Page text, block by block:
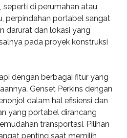
seperti di perumahan atau
perpindahan portabel sangat
darurat dan lokasi yang
pada proyek konstruksi
dengan berbagai fitur yang
Genset Perkins dengan
dalam hal efisiensi dan
yang portabel dirancang
transportasi. Pilihan
penting saat memilih